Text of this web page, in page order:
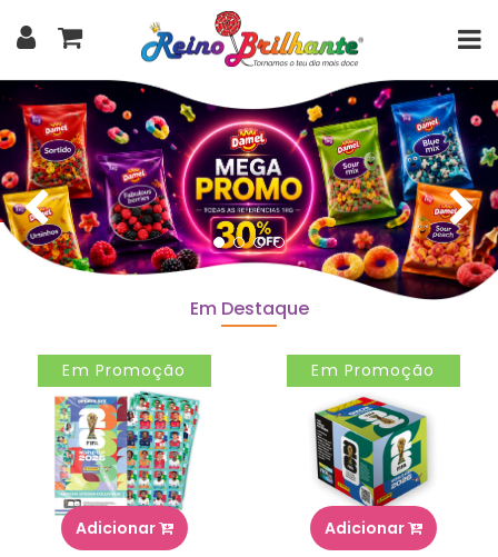
Em Destaque
Em Promoção
Adicionar
Em Promoção
Adicionar